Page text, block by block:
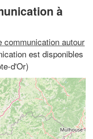
à
communication autour
est disponibles
d'Or)